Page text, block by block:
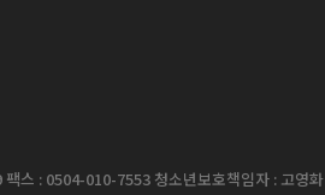
스 : 0504-010-7553 청소년보호책임자 : 고영화